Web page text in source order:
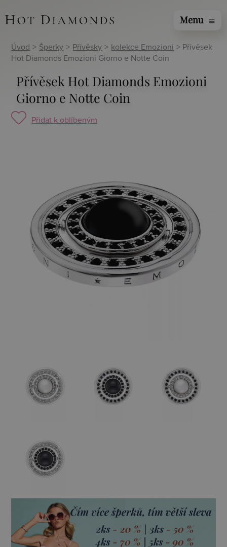
Menu menu
Úvod > Šperky > Přívěsky > kolekce Emozioni > Přívěsek
Hot Diamonds Emozioni Giorno e Notte Coin
Přívěsek Hot Diamonds Emozioni
Giorno e Notte Coin
Přidat k oblíbeným